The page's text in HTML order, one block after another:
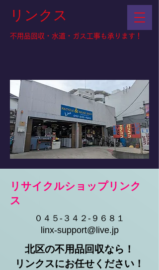
リンクス
不用品回収・水道・ガス工事も承ります！
​リサイクルショップリンク
ス
０４５-３４２-９６８１
linx-support@live.jp
北区の不用品回収なら！​
​リンクスにお任せください！